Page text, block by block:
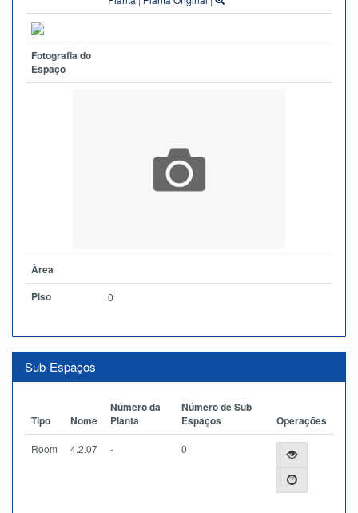
Fotografia do
Espaço
Àrea
Piso
0
Sub-Espaços
Tipo Nome
Número da
Planta
Número de Sub
Espaços
Operações
Room 4.2.07 - 0